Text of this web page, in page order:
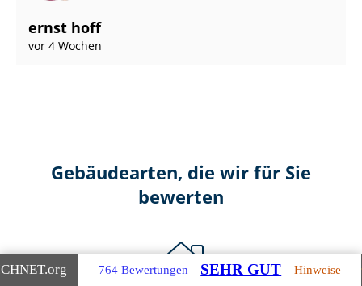
ernst hoff
vor 4 Wochen
Gebäudearten, die wir für Sie
bewerten
.org 764 Bewertungen SEHR GUT Hinweise